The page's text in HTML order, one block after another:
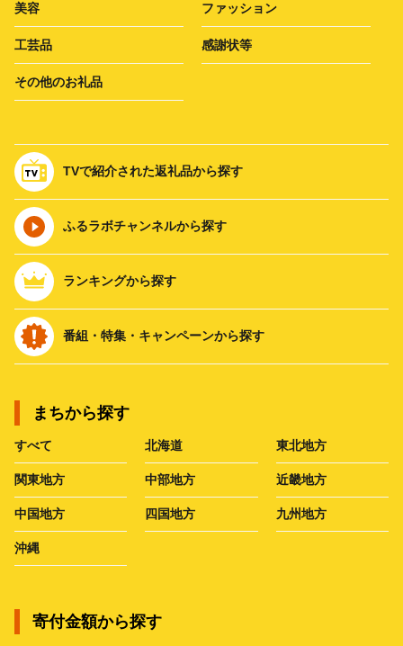
美容 ファッション
工芸品 感謝状等
その他のお礼品
TVで紹介された返礼品から探す
ふるラボチャンネルから探す
ランキングから探す
番組・特集・キャンペーンから探す
まちから探す
すべて 北海道 東北地方
関東地方 中部地方 近畿地方
中国地方 四国地方 九州地方
沖縄
寄付金額から探す